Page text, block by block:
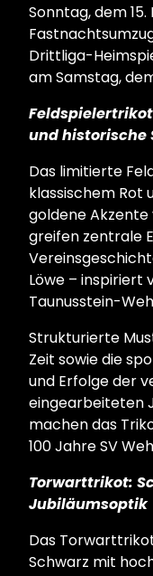
Sonntag, dem
Drittliga-
am Samstag,
und historische
Das limitierte
klassischem Rot
goldene
greifen zentrale
Löwe – inspiriert
Taunusstein-
Strukturierte
Zeit sowie die
und Erfolge der
eingearbeiteten
machen das
100 Jahre SV
Torwarttrikot:
Jubiläumsoptik
Das
Schwarz mit